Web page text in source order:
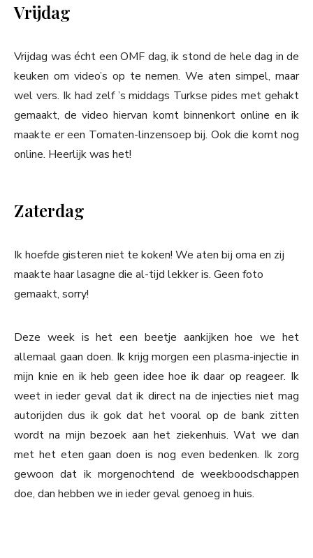
Vrijdag
Vrijdag was écht een OMF dag, ik stond de hele dag in de
keuken om video’s op te nemen. We aten simpel, maar
wel vers. Ik had zelf ’s middags Turkse pides met gehakt
gemaakt, de video hiervan komt binnenkort online en ik
maakte er een Tomaten-linzensoep bij. Ook die komt nog
online. Heerlijk was het!
Zaterdag
Ik hoefde gisteren niet te koken! We aten bij oma en zij
maakte haar lasagne die al-tijd lekker is. Geen foto
gemaakt, sorry!
Deze week is het een beetje aankijken hoe we het
allemaal gaan doen. Ik krijg morgen een plasma-injectie in
mijn knie en ik heb geen idee hoe ik daar op reageer. Ik
weet in ieder geval dat ik direct na de injecties niet mag
autorijden dus ik gok dat het vooral op de bank zitten
wordt na mijn bezoek aan het ziekenhuis. Wat we dan
met het eten gaan doen is nog even bedenken. Ik zorg
gewoon dat ik morgenochtend de weekboodschappen
doe, dan hebben we in ieder geval genoeg in huis.